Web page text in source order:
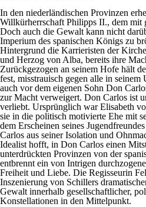
In den niederländischen Provinzen
Willkürherrschaft Philipps II., dem mit
Doch auch die Gewalt kann nicht
Imperium des spanischen Königs zu
Hintergrund die Karrieristen der
und Herzog von Alba, bereits ihre
Zurückgezogen an seinem Hofe hält
fest, misstrauisch gegen alle in
auch vor dem eigenen Sohn Don
zur Macht verweigert. Don Carlos ist
verliebt. Ursprünglich war Elisabeth
sie in die politisch motivierte Ehe mit
dem Erscheinen seines
Carlos aus seiner Isolation und
Idealist hofft, in Don Carlos einen
unterdrückten Provinzen von der
entbrennt ein von Intrigen
Freiheit und Liebe. Die Regisseurin
Inszenierung von Schillers
Gewalt innerhalb gesellschaftlicher,
Konstellationen in den Mittelpunkt.